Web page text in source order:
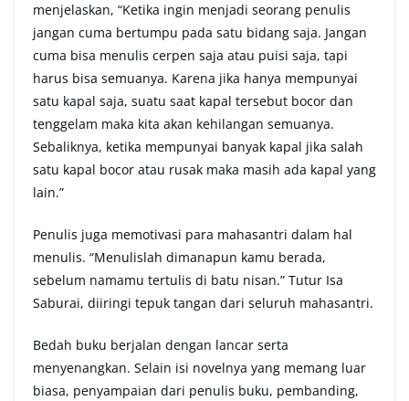
menjelaskan, “Ketika ingin menjadi seorang penulis
jangan cuma bertumpu pada satu bidang saja. Jangan
cuma bisa menulis cerpen saja atau puisi saja, tapi
harus bisa semuanya. Karena jika hanya mempunyai
satu kapal saja, suatu saat kapal tersebut bocor dan
tenggelam maka kita akan kehilangan semuanya.
Sebaliknya, ketika mempunyai banyak kapal jika salah
satu kapal bocor atau rusak maka masih ada kapal yang
lain.”
Penulis juga memotivasi para mahasantri dalam hal
menulis. “Menulislah dimanapun kamu berada,
sebelum namamu tertulis di batu nisan.” Tutur Isa
Saburai, diiringi tepuk tangan dari seluruh mahasantri.
Bedah buku berjalan dengan lancar serta
menyenangkan. Selain isi novelnya yang memang luar
biasa, penyampaian dari penulis buku, pembanding,